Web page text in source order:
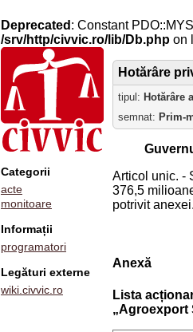
Deprecated : Constant
/srv/http/civvic.ro/lib/Db.php on
Categorii
acte
monitoare
Informații
programatori
Legături externe
wiki.civvic.ro
Hotărâre
tipul: Hotărâre
semnat: Prim-
Articol unic. -
376,5
potrivit anexei.
Anexă
Lista
„Agroexport